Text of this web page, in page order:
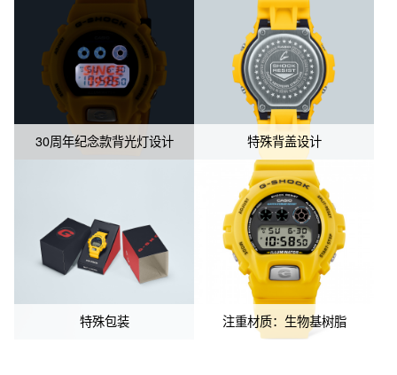
这款特别版手表是6900系列周年庆的重要作品，展现了独特的设计
理念和环保意识。
30周年纪念款背光灯设计 特殊背盖设计
特殊包装 注重材质：生物基树脂